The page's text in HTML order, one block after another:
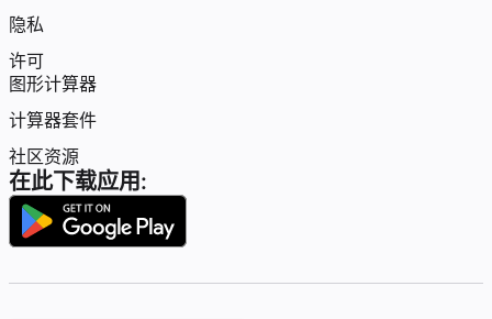
隐私
许可
图形计算器
计算器套件
社区资源
在此下载应用: